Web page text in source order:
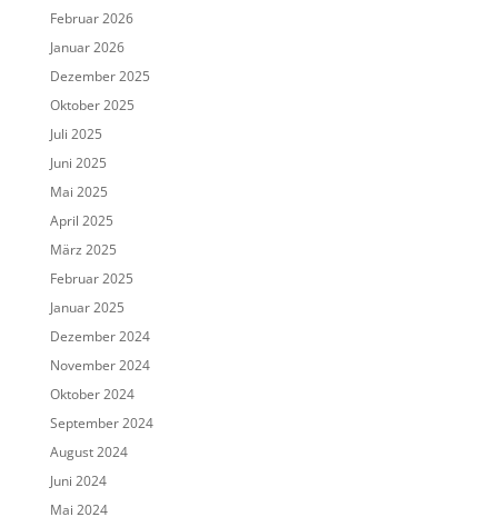
Februar 2026
Januar 2026
Dezember 2025
Oktober 2025
Juli 2025
Juni 2025
Mai 2025
April 2025
März 2025
Februar 2025
Januar 2025
Dezember 2024
November 2024
Oktober 2024
September 2024
August 2024
Juni 2024
Mai 2024